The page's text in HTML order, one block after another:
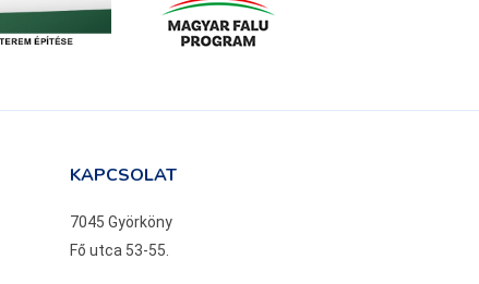
KAPCSOLAT
7045 Györköny
Fő utca 53-55.